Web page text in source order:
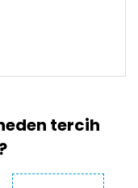
noktaları
bulunuyor.
“Çatalmeşe
Bina No: 28
İstanbul”
Diğer
tercih